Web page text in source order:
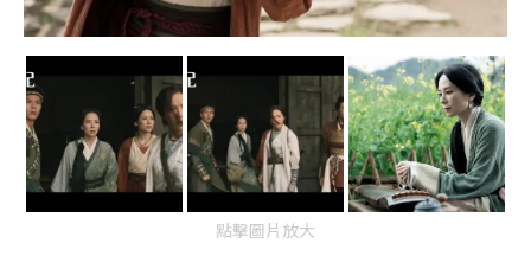
點擊圖片放大